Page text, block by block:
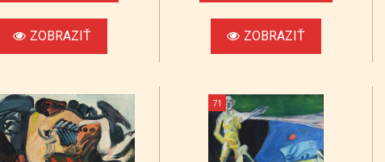
ZOBRAZIŤ ZOBRAZIŤ
71